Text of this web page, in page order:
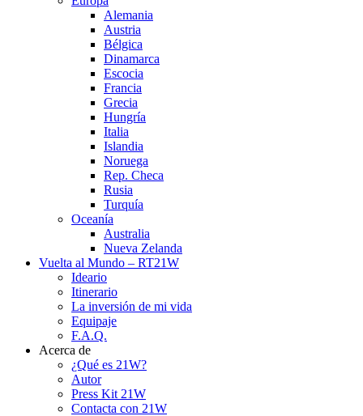
Alemania
Austria
Bélgica
Dinamarca
Escocia
Francia
Grecia
Hungría
Italia
Islandia
Noruega
Rep. Checa
Rusia
Turquía
Oceanía
Australia
Nueva Zelanda
Vuelta al Mundo – RT21W
Ideario
Itinerario
La inversión de mi vida
Equipaje
F.A.Q.
Acerca de
¿Qué es 21W?
Autor
Press Kit 21W
Contacta con 21W